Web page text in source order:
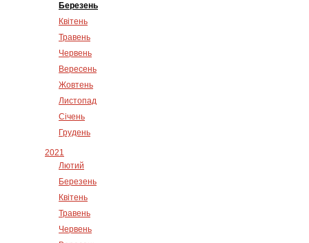
Березень
Квітень
Травень
Червень
Вересень
Жовтень
Листопад
Січень
Грудень
2021
Лютий
Березень
Квітень
Травень
Червень